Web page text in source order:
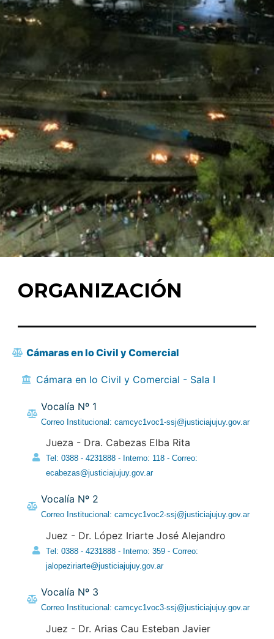
ORGANIZACIÓN
Cámaras en lo Civil y Comercial
Cámara en lo Civil y Comercial - Sala I
Vocalía Nº 1
Correo Institucional: camcyc1voc1-ssj@justiciajujuy.gov.ar
Jueza - Dra. Cabezas Elba Rita
Tel: 0388 - 4231888 - Interno: 118 - Correo:
ecabezas@justiciajujuy.gov.ar
Vocalía Nº 2
Correo Institucional: camcyc1voc2-ssj@justiciajujuy.gov.ar
Juez - Dr. López Iriarte José Alejandro
Tel: 0388 - 4231888 - Interno: 359 - Correo:
jalopeziriarte@justiciajujuy.gov.ar
Vocalía Nº 3
Correo Institucional: camcyc1voc3-ssj@justiciajujuy.gov.ar
Juez - Dr. Arias Cau Esteban Javier